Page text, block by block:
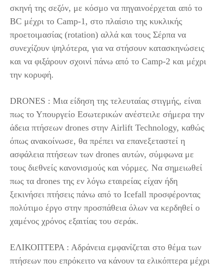
σκηνή της σεζόν, με κόσμο να πηγαινοέρχεται από το
BC μέχρι το Camp-1, στο πλαίσιο της κυκλικής
προετοιμασίας (rotation) αλλά και τους Σέρπα να
συνεχίζουν ψηλότερα, για να στήσουν κατασκηνώσεις
και να φιξάρουν σχοινί πάνω από το Camp-2 και μέχρι
την κορυφή.
DRONES : Μια είδηση της τελευταίας στιγμής, είναι
πως το Υπουργείο Εσωτερικών ανέστειλε σήμερα την
άδεια πτήσεων drones στην Airlift Technology, καθώς
όπως ανακοίνωσε, θα πρέπει να επανεξεταστεί η
ασφάλεια πτήσεων των drones αυτών, σύμφωνα με
τους διεθνείς κανονισμούς και νόρμες. Να σημειωθεί
πως τα drones της εν λόγω εταιρείας είχαν ήδη
ξεκινήσει πτήσεις πάνω από το Icefall προσφέροντας
πολύτιμο έργο στην προσπάθεια όλων να κερδηθεί ο
χαμένος χρόνος εξαιτίας του σεράκ.
ΕΛΙΚΟΠΤΕΡΑ : Αδράνεια εμφανίζεται στο θέμα των
πτήσεων που επρόκειτο να κάνουν τα ελικόπτερα μέχρι